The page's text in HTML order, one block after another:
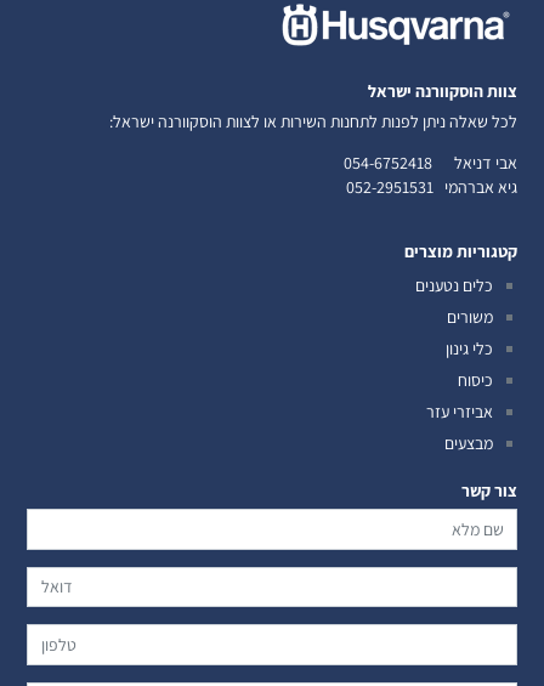
צוות הוסקוורנה ישראל
לכל שאלה ניתן לפנות לתחנות השירות או לצוות הוסקוורנה ישראל:
אבי דניאל 054-6752418
גיא אברהמי 052-2951531
קטגוריות מוצרים
כלים נטענים
משורים
כלי גינון
כיסוח
אביזרי עזר
מבצעים
צור קשר